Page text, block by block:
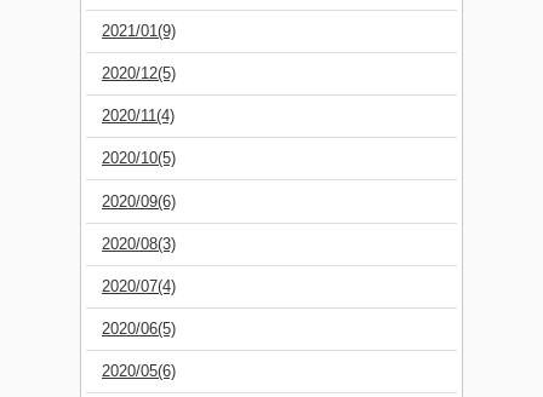
2021/01(9)
2020/12(5)
2020/11(4)
2020/10(5)
2020/09(6)
2020/08(3)
2020/07(4)
2020/06(5)
2020/05(6)